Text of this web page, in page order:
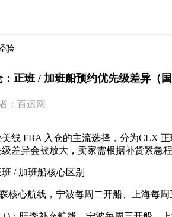
验
正班 / 加班船预约优先级差异（
：百运网
FBA 入仓的主流选择，分为CLX 正
差异会被放大，卖家需根据补货紧急程
/ 加班船核心区别
航线，宁波每周二开船、上海每周